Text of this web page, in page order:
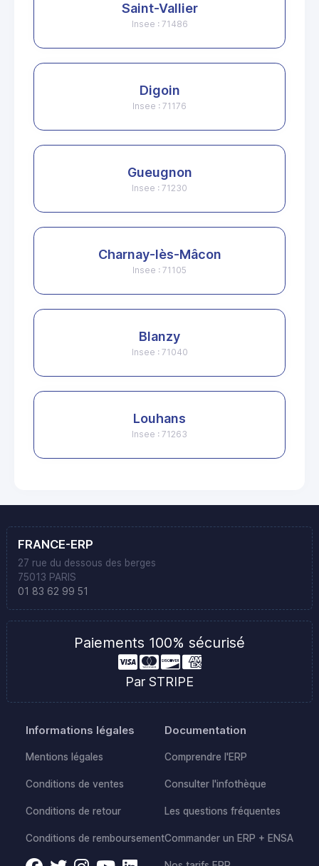
Saint-Vallier
Insee : 71486
Digoin
Insee : 71176
Gueugnon
Insee : 71230
Charnay-lès-Mâcon
Insee : 71105
Blanzy
Insee : 71040
Louhans
Insee : 71263
FRANCE-ERP
27 rue du dessous des berges
75013 PARIS
01 83 62 99 51
Paiements 100% sécurisé
Par STRIPE
Informations légales
Mentions légales
Conditions de ventes
Conditions de retour
Conditions de remboursement
Documentation
Comprendre l'ERP
Consulter l'infothèque
Les questions fréquentes
Commander un ERP + ENSA